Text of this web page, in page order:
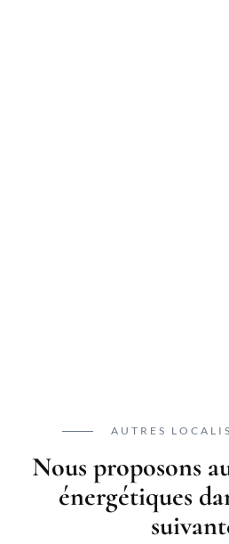
AUTRES
Nous proposons
énergétiques